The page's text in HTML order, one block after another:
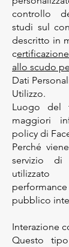
controllo
studi sul
descritto in
c
allo scudo
Dati
Utilizzo.
Luogo del
maggiori
policy di
Perché
servizio di
pubblico
Interazione
Questo